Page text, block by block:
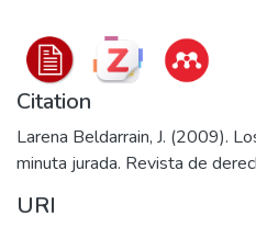
Citation
Larena Beldarrain, J. (2009).
minuta jurada. Revista de
URI